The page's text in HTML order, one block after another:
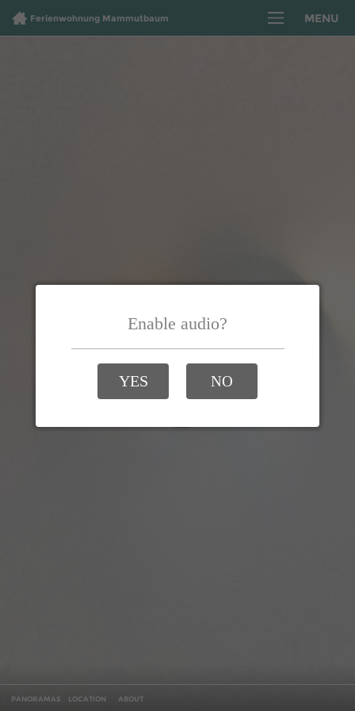
Ferienwohnung Mammutbaum MENU
PANORAMAS LOCATION ABOUT
Enable audio?
YES NO